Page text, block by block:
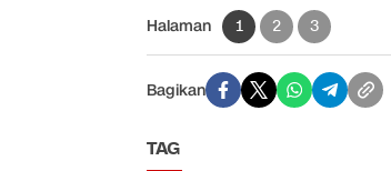
Halaman 1 2 3
Bagikan
TAG